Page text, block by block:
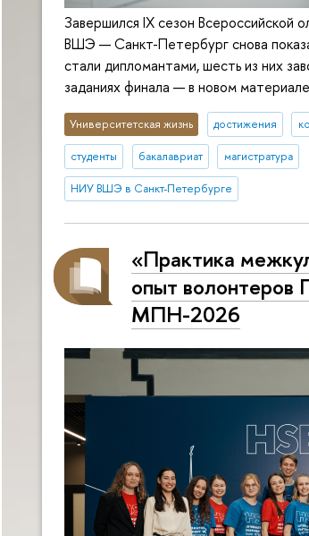
Завершился IX сезон
ВШЭ — Санкт-Петербург снова
стали дипломантами, шесть из них
заданиях финала — в новом
Университетская жизнь достижения
студенты бакалавриат магистратура
НИУ ВШЭ в Санкт-Петербурге
«Практика
опыт волонтеров
МПН-2026